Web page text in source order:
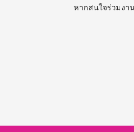
หากสนใจร่วมงา